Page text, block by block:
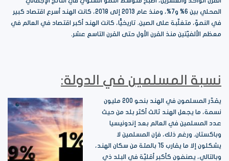
المحلي بين 6% و7%، ومنذ عام 2013 إلى 2018، كانت الهند أسرع اقتصاد كبير
في النموّ، متغلّبة على الصين. تاريخيًّا، كانت الهند أكبر اقتصاد في العالم في
معظم الألفيّتين منذ القرن الأول حتى القرن التاسع عشر.
نسبة المسلمين في الدولة:
يقدّر المسلمون في الهند بنحو 200 مليون
نسمة، ما يجعل الهند ثالث أكثر بلد من حيث
عدد المسلمين في العالم بعد إندونيسيا
وباكستان. ورغم ذلك، فإن المسلمين لا
يشكلون إلا ما يقارب 15 بالمئة من سكان الهند،
وبالتالي، يصنفون كأكبر أقليّة في البلد ذي